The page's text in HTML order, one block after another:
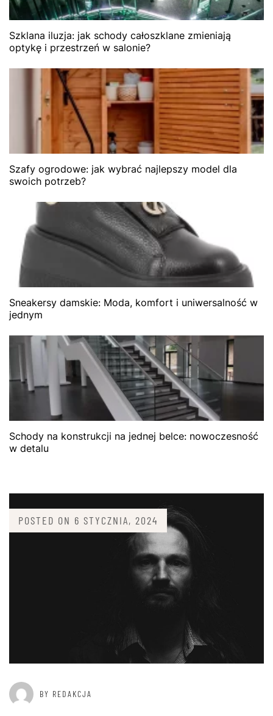
Szklana iluzja: jak schody całoszklane zmieniają
optykę i przestrzeń w salonie?
Szafy ogrodowe: jak wybrać najlepszy model dla
swoich potrzeb?
Sneakersy damskie: Moda, komfort i uniwersalność w
jednym
Schody na konstrukcji na jednej belce: nowoczesność
w detalu
POSTED ON 6 STYCZNIA, 2024
BY REDAKCJA